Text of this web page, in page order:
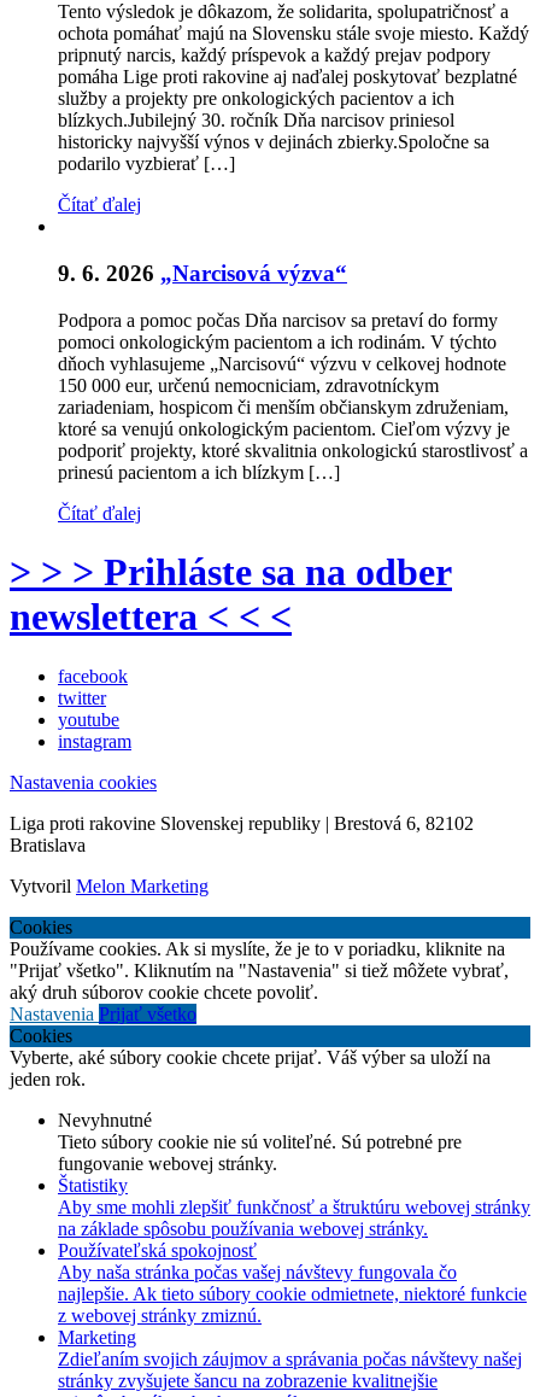
Tento výsledok je dôkazom, že solidarita, spolupatričnosť a
ochota pomáhať majú na Slovensku stále svoje miesto. Každý
pripnutý narcis, každý príspevok a každý prejav podpory
pomáha Lige proti rakovine aj naďalej poskytovať bezplatné
služby a projekty pre onkologických pacientov a ich
blízkych.Jubilejný 30. ročník Dňa narcisov priniesol
historicky najvyšší výnos v dejinách zbierky.Spoločne sa
podarilo vyzbierať […]
Čítať ďalej
9. 6. 2026 „Narcisová výzva“
Podpora a pomoc počas Dňa narcisov sa pretaví do formy
pomoci onkologickým pacientom a ich rodinám. V týchto
dňoch vyhlasujeme „Narcisovú“ výzvu v celkovej hodnote
150 000 eur, určenú nemocniciam, zdravotníckym
zariadeniam, hospicom či menším občianskym združeniam,
ktoré sa venujú onkologickým pacientom. Cieľom výzvy je
podporiť projekty, ktoré skvalitnia onkologickú starostlivosť a
prinesú pacientom a ich blízkym […]
Čítať ďalej
> > > Prihláste sa na odber
newslettera < < <
facebook
twitter
youtube
instagram
Nastavenia cookies
Liga proti rakovine Slovenskej republiky | Brestová 6, 82102
Bratislava
Vytvoril Melon Marketing
Cookies
Používame cookies. Ak si myslíte, že je to v poriadku, kliknite na
"Prijať všetko". Kliknutím na "Nastavenia" si tiež môžete vybrať,
aký druh súborov cookie chcete povoliť.
Nastavenia Prijať všetko
Cookies
Vyberte, aké súbory cookie chcete prijať. Váš výber sa uloží na
jeden rok.
Nevyhnutné
Tieto súbory cookie nie sú voliteľné. Sú potrebné pre
fungovanie webovej stránky.
Štatistiky
Aby sme mohli zlepšiť funkčnosť a štruktúru webovej stránky
na základe spôsobu používania webovej stránky.
Používateľská spokojnosť
Aby naša stránka počas vašej návštevy fungovala čo
najlepšie. Ak tieto súbory cookie odmietnete, niektoré funkcie
z webovej stránky zmiznú.
Marketing
Zdieľaním svojich záujmov a správania počas návštevy našej
stránky zvyšujete šancu na zobrazenie kvalitnejšie